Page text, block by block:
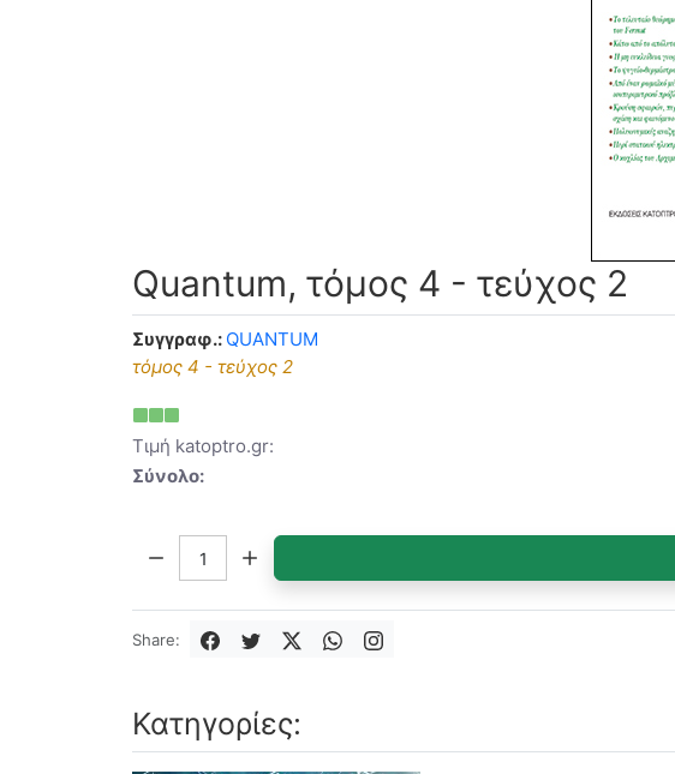
Quantum, τόμος 4 - τεύχος 2
Συγγραφ.: QUANTUM
τόμος 4 - τεύχος 2
Τιμή katoptro.gr:
Σύνολο:
Ποσότητα:
Share:
Κατηγορίες: